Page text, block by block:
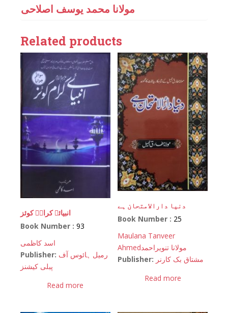
مولانا محمد یوسف اصلاحی
Related products
انبیائے کرامؑ کوئز
Book Number : 93
اسد کاظمی
Publisher: رمیل ہائوس آف
پبلی کیشنز
Read more
دنیا دارالامتحان ہے
Book Number : 25
Maulana Tanveer
Ahmedمولانا تنویراحمد
Publisher: مشتاق بک کارنر
Read more